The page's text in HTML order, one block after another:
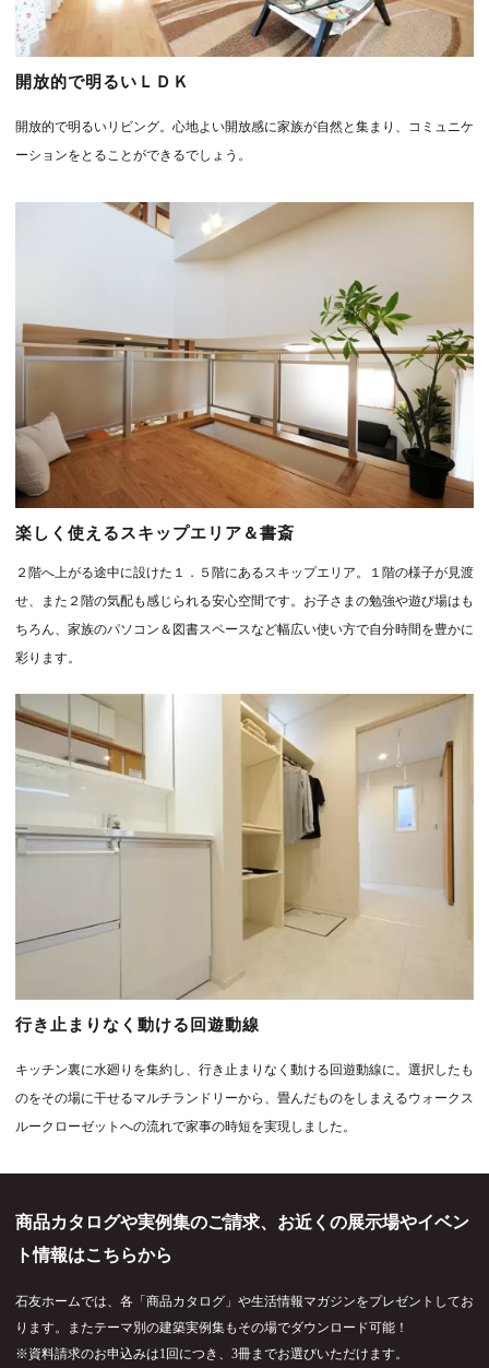
開放的で明るいＬＤＫ
開放的で明るいリビング。心地よい開放感に家族が自然と集まり、コミュニケ
ーションをとることができるでしょう。
楽しく使えるスキップエリア＆書斎
２階へ上がる途中に設けた１．５階にあるスキップエリア。１階の様子が見渡
せ、また２階の気配も感じられる安心空間です。お子さまの勉強や遊び場はも
ちろん、家族のパソコン＆図書スペースなど幅広い使い方で自分時間を豊かに
彩ります。
行き止まりなく動ける回遊動線
キッチン裏に水廻りを集約し、行き止まりなく動ける回遊動線に。選択したも
のをその場に干せるマルチランドリーから、畳んだものをしまえるウォークス
ルークローゼットへの流れで家事の時短を実現しました。
商品カタログや実例集のご請求、お近くの展示場やイベン
ト情報はこちらから
石友ホームでは、各「商品カタログ」や生活情報マガジンをプレゼントしてお
ります。またテーマ別の建築実例集もその場でダウンロード可能！
※資料請求のお申込みは1回につき、3冊までお選びいただけます。